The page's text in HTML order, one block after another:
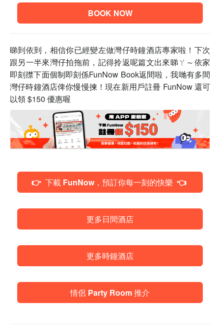
BOOK NOW
睇到依到，相信你已經變左做灣仔時鐘酒店專家啦！ 下次
跟另一半來灣仔拍拖前，記得拎返呢篇文出來睇ㄚ～依家
即刻㩒下面個制即刻係FunNow Book返間啦，我哋有多間
灣仔時鐘酒店俾你慢慢揀！現在新用戶註冊 FunNow 還可
以領 $150 優惠喔
👉 下載 FunNow，預訂你每一刻的快樂 👈
更多日間酒店
更多時鐘酒店
情侶 Party Room 推介